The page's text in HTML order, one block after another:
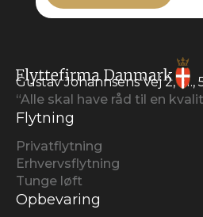
Gustav Johannsens Vej 2, kl.,
“Alle skal have råd til en
Flytning
Privatflytning
Erhvervsflytning
Tunge løft
Opbevaring